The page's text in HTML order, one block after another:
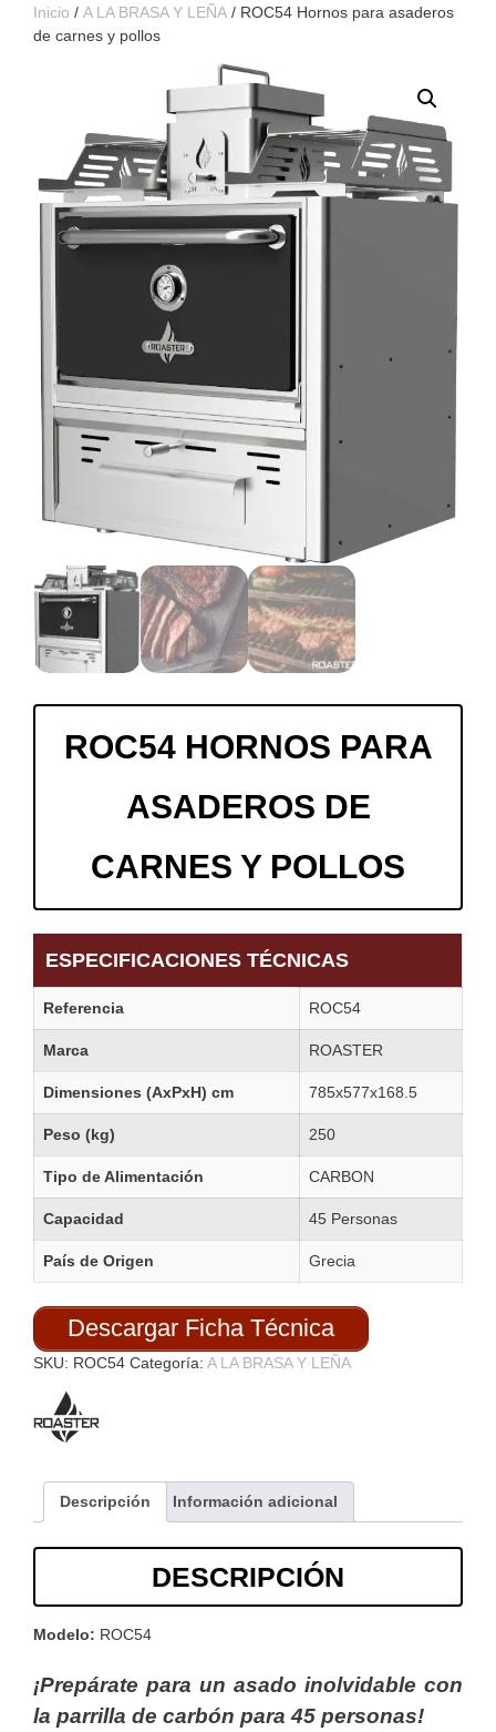
Inicio / A LA BRASA Y LEÑA / ROC54 Hornos para asaderos
de carnes y pollos
ROC54 HORNOS PARA
ASADEROS DE
CARNES Y POLLOS
ESPECIFICACIONES TÉCNICAS
Referencia ROC54
Marca ROASTER
Dimensiones (AxPxH) cm 785x577x168.5
Peso (kg) 250
Tipo de Alimentación CARBON
Capacidad 45 Personas
País de Origen Grecia
Descargar Ficha Técnica
SKU: ROC54 Categoría: A LA BRASA Y LEÑA
Descripción Información adicional
DESCRIPCIÓN
Modelo: ROC54
¡Prepárate para un asado inolvidable con
la parrilla de carbón para 45 personas!